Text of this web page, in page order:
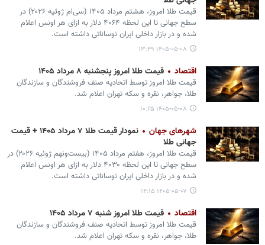
قیمت طلا امروز، هشتم مرداد ۱۴۰۵ (‌سی‌ام ژوئیه ۲۰۲۶) در
سطح جهانی تا این لحظه ۴۰۶۴ دلار به ازای هر اونس اعلام
شده و در بازار داخلی ایران نوساناتی داشته است.
۱۴۰۵-۰۵-۰۸ ۱۳:۴۹
اقتصاد قیمت طلا امروز پنجشنبه ۸ مرداد ۱۴۰۵
قیمت طلا امروز توسط اتحادیه صنف فروشندگان و سازندگان
طلا، جواهر، نقره و سکه تهران اعلام شد.
۱۴۰۵-۰۵-۰۸ ۱۰:۲۵
شهرهای جهان
نمودار قیمت طلا ۷ مرداد ۱۴۰۵ + قیمت
جهانی طلا
قیمت طلا امروز، هفتم مرداد ۱۴۰۵ (‌بیست‌ونهم ژوئیه ۲۰۲۶) در
سطح جهانی تا این لحظه ۴۰۳۰ دلار به ازای هر اونس اعلام
شده و در بازار داخلی ایران نوساناتی داشته است.
۱۴۰۵-۰۵-۰۷ ۱۴:۱۵
اقتصاد قیمت طلا امروز شنبه ۷ مرداد ۱۴۰۵
قیمت طلا امروز توسط اتحادیه صنف فروشندگان و سازندگان
طلا، جواهر، نقره و سکه تهران اعلام شد.